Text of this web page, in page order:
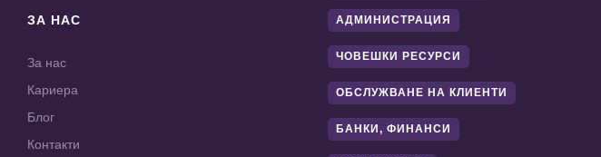
ЗА НАС
За нас
Кариера
Блог
Контакти
АДМИНИСТРАЦИЯ
ЧОВЕШКИ РЕСУРСИ
ОБСЛУЖВАНЕ НА КЛИЕНТИ
БАНКИ, ФИНАНСИ